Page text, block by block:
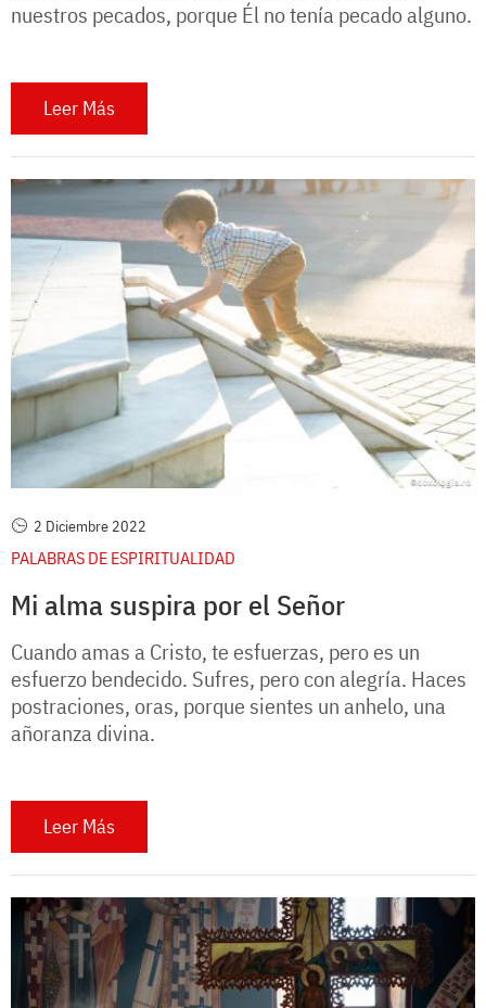
nuestros pecados, porque Él no tenía pecado alguno.
Leer Más
2 Diciembre 2022
PALABRAS DE ESPIRITUALIDAD
Mi alma suspira por el Señor
Cuando amas a Cristo, te esfuerzas, pero es un
esfuerzo bendecido. Sufres, pero con alegría. Haces
postraciones, oras, porque sientes un anhelo, una
añoranza divina.
Leer Más